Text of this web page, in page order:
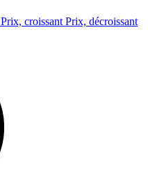
Prix, croissant Prix, décroissant